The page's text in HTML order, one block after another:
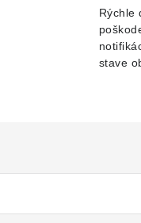
Rýchle
stave